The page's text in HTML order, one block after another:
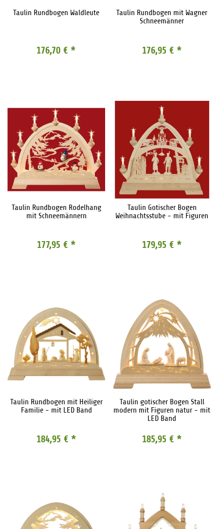
Taulin Rundbogen Waldleute
176,70 € *
Taulin Rundbogen mit Wagner
Schneemänner
176,95 € *
Taulin Rundbogen Rodelhang
mit Schneemännern
177,95 € *
Taulin Gotischer Bogen
Weihnachtsstube - mit Figuren
179,95 € *
Taulin Rundbogen mit Heiliger
Familie - mit LED Band
184,95 € *
Taulin gotischer Bogen Stall
modern mit Figuren natur - mit
LED Band
185,95 € *